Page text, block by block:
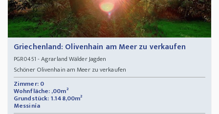
Griechenland: Olivenhain am Meer zu verkaufen
PGR0451 - Agrarland Wälder Jagden
Schöner Olivenhain am Meer zu verkaufen
Zimmer: 0
Wohnfläche: ,00m²
Grundstück: 1.148,00m²
Messinía